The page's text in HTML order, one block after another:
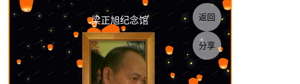
梁正旭纪念馆 返回
分享